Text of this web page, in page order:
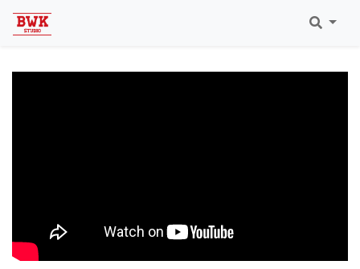
Eaubonne 2019